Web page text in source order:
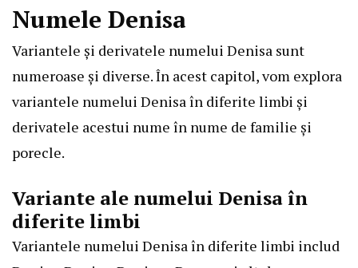
Numele Denisa
Variantele și derivatele numelui Denisa sunt
numeroase și diverse. În acest capitol, vom explora
variantele numelui Denisa în diferite limbi și
derivatele acestui nume în nume de familie și
porecle.
Variante ale numelui Denisa în
diferite limbi
Variantele numelui Denisa în diferite limbi includ